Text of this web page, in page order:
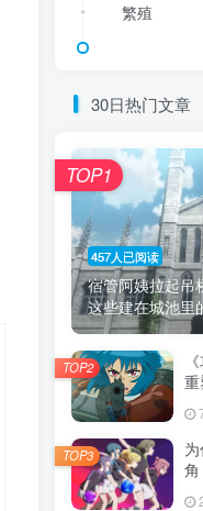
繁殖
30日热门文章
457人已阅读
宿管阿姨拉起吊
这些建在城池里
TOP1
TOP2
角
TOP3